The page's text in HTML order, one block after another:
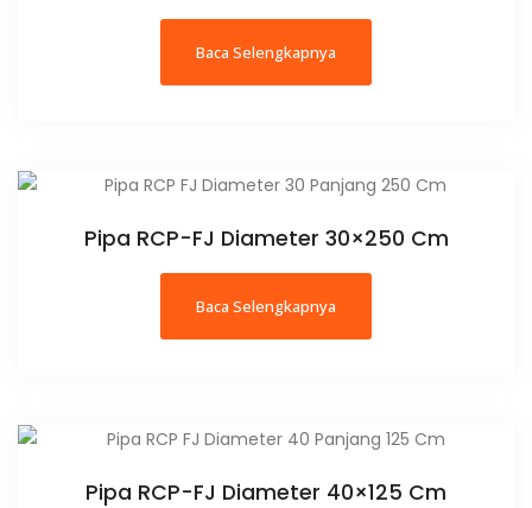
Baca Selengkapnya
Pipa RCP-FJ Diameter 30×250 Cm
Baca Selengkapnya
Pipa RCP-FJ Diameter 40×125 Cm